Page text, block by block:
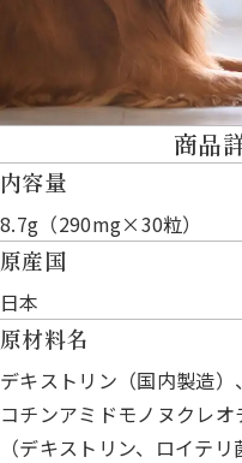
商品
内容量
8.7g（290mg×30粒）
原産国
日本
原材料名
デキストリン（国内製造
コチンアミドモノヌクレ
（デキストリン、ロイテ